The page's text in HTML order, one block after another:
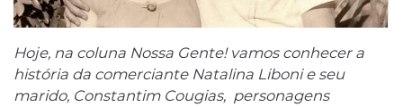
Hoje, na coluna Nossa Gente! vamos conhecer a
história da comerciante Natalina Liboni e seu
marido, Constantim Cougias, personagens